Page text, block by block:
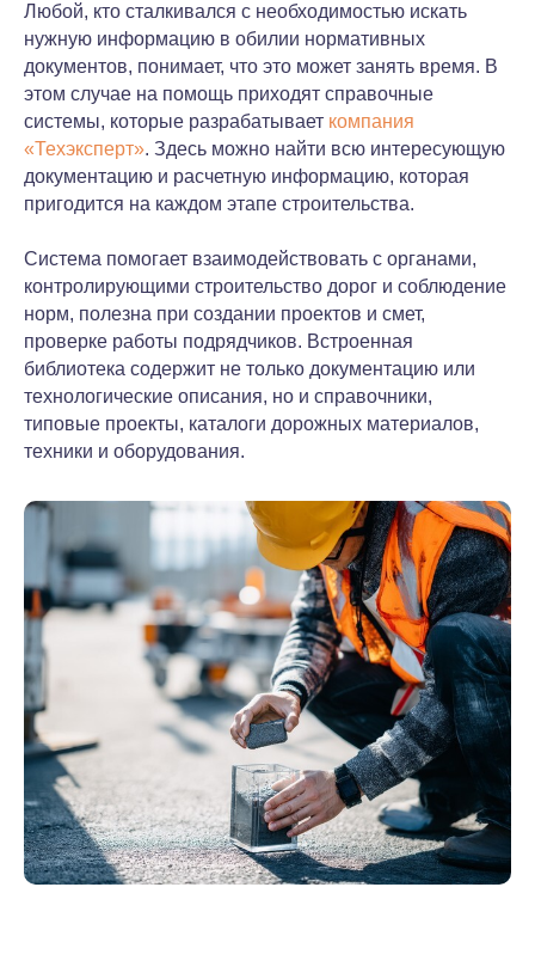
Любой, кто сталкивался с необходимостью искать
нужную информацию в обилии нормативных
документов, понимает, что это может занять время. В
этом случае на помощь приходят справочные
системы, которые разрабатывает компания
«Техэксперт». Здесь можно найти всю интересующую
документацию и расчетную информацию, которая
пригодится на каждом этапе строительства.
Система помогает взаимодействовать с органами,
контролирующими строительство дорог и соблюдение
норм, полезна при создании проектов и смет,
проверке работы подрядчиков. Встроенная
библиотека содержит не только документацию или
технологические описания, но и справочники,
типовые проекты, каталоги дорожных материалов,
техники и оборудования.